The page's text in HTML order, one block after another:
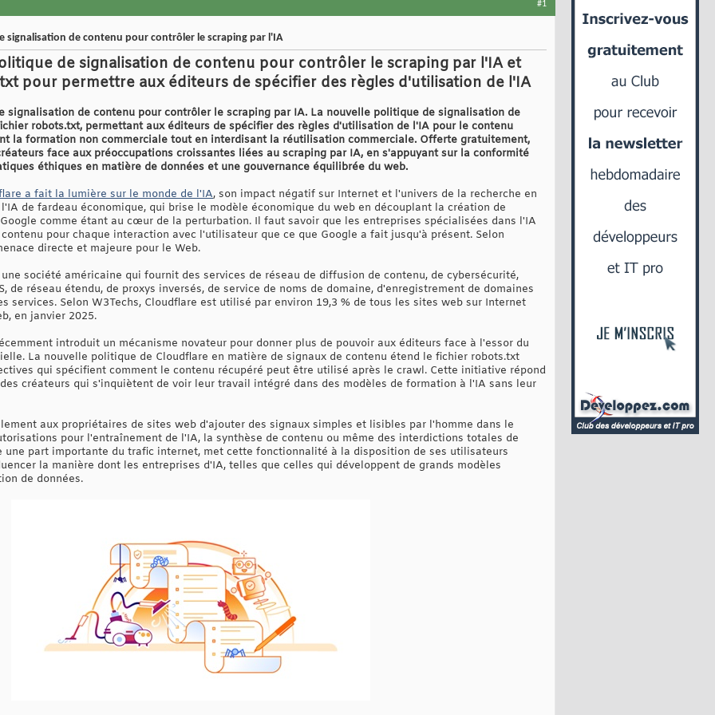
#1
signalisation de contenu pour contrôler le scraping par l'IA
de signalisation de contenu pour contrôler le scraping par l'IA et
pour permettre aux éditeurs de spécifier des règles d'utilisation de l'IA
signalisation de contenu pour contrôler le scraping par IA. La nouvelle politique de signalisation de
robots.txt, permettant aux éditeurs de spécifier des règles d'utilisation de l'IA pour le contenu
la formation non commerciale tout en interdisant la réutilisation commerciale. Offerte gratuitement,
face aux préoccupations croissantes liées au scraping par IA, en s'appuyant sur la conformité
éthiques en matière de données et une gouvernance équilibrée du web.
a fait la lumière sur le monde de l'IA, son impact négatif sur Internet et l'univers de la recherche en
de fardeau économique, qui brise le modèle économique du web en découplant la création de
comme étant au cœur de la perturbation. Il faut savoir que les entreprises spécialisées dans l'IA
pour chaque interaction avec l'utilisateur que ce que Google a fait jusqu'à présent. Selon
directe et majeure pour le Web.
société américaine qui fournit des services de réseau de diffusion de contenu, de cybersécurité,
de réseau étendu, de proxys inversés, de service de noms de domaine, d'enregistrement de domaines
services. Selon W3Techs, Cloudflare est utilisé par environ 19,3 % de tous les sites web sur Internet
en janvier 2025.
introduit un mécanisme novateur pour donner plus de pouvoir aux éditeurs face à l'essor du
La nouvelle politique de Cloudflare en matière de signaux de contenu étend le fichier robots.txt
qui spécifient comment le contenu récupéré peut être utilisé après le crawl. Cette initiative répond
créateurs qui s'inquiètent de voir leur travail intégré dans des modèles de formation à l'IA sans leur
aux propriétaires de sites web d'ajouter des signaux simples et lisibles par l'homme dans le
pour l'entraînement de l'IA, la synthèse de contenu ou même des interdictions totales de
une part importante du trafic internet, met cette fonctionnalité à la disposition de ses utilisateurs
la manière dont les entreprises d'IA, telles que celles qui développent de grands modèles
de données.